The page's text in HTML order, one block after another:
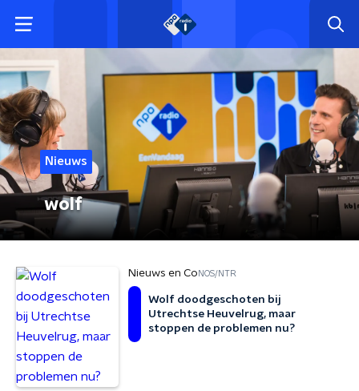
Nieuws
wolf
Nieuws en Co NOS/NTR
Wolf doodgeschoten bij
Utrechtse Heuvelrug, maar
stoppen de problemen nu?